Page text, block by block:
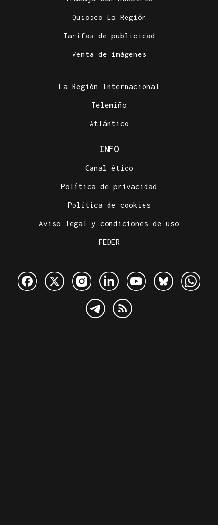
Quiosco La Región
Tarifas de publicidad
Venta de imágenes
La Región Internacional
Telemiño
Atlántico
INFO
Canal ético
Política de privacidad
Política de cookies
Aviso legal y condiciones de uso
FEDER